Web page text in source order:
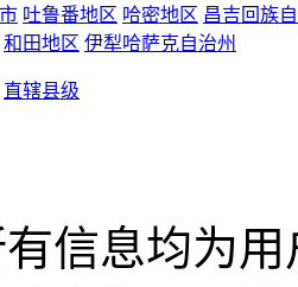
吐鲁番地区 哈密地区 昌吉回族
和田地区 伊犁哈萨克自治州
直辖县级
信息均为